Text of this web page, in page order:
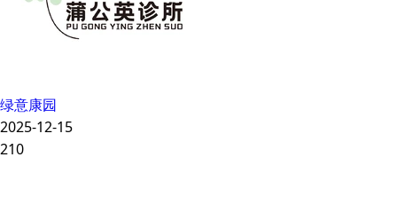
绿意康园
2025-12-15
210